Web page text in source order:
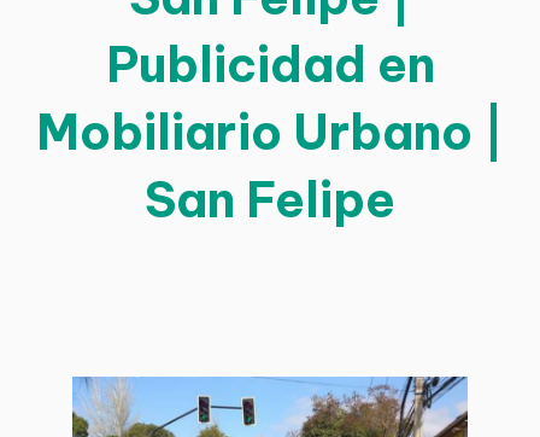
Publicidad en
Mobiliario Urbano |
San Felipe